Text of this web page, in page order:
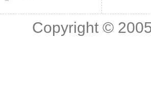
Copyright ©